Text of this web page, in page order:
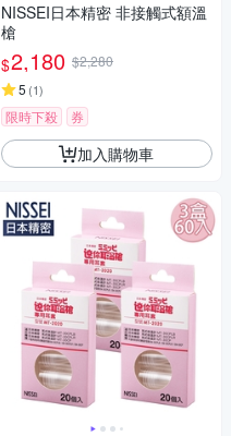
NISSEI日本精密 非接觸式額溫
槍
$2,180 $2,280
5 (1)
限時下殺 券
加入購物車